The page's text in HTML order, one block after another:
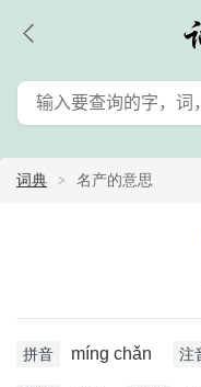
词典 名产的意思
拼音 míng chǎn 注